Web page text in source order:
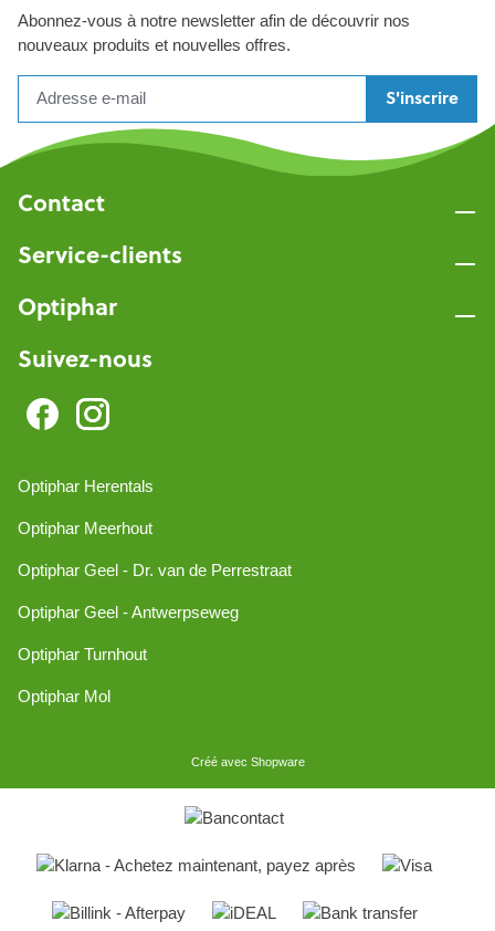
Abonnez-vous à notre newsletter afin de découvrir nos
nouveaux produits et nouvelles offres.
S'inscrire
Contact
Service-clients
Optiphar
Suivez-nous
Optiphar Herentals
Optiphar Meerhout
Optiphar Geel - Dr. van de Perrestraat
Optiphar Geel - Antwerpseweg
Optiphar Turnhout
Optiphar Mol
Créé avec Shopware